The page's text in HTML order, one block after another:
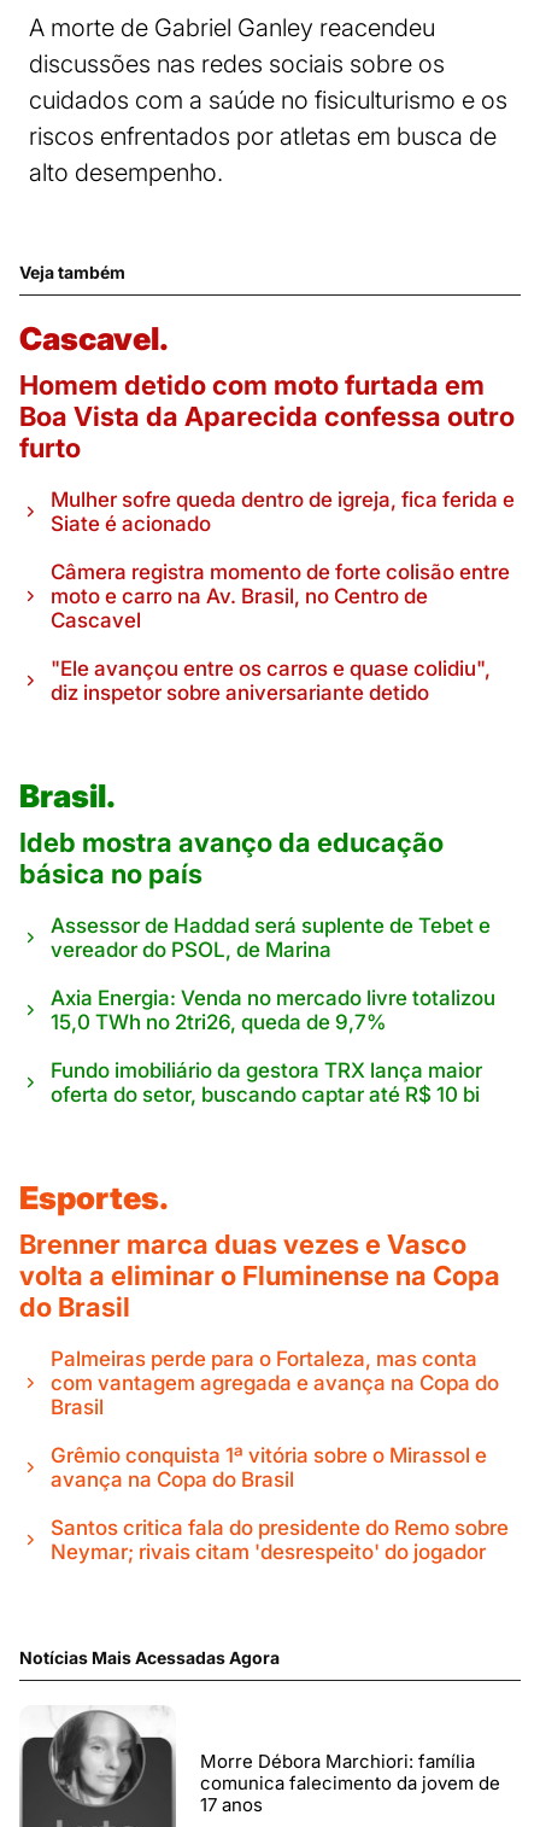
A morte de Gabriel Ganley reacendeu
discussões nas redes sociais sobre os
cuidados com a saúde no fisiculturismo e os
riscos enfrentados por atletas em busca de
alto desempenho.
Veja também
Cascavel.
Homem detido com moto furtada em
Boa Vista da Aparecida confessa outro
furto
Mulher sofre queda dentro de igreja, fica ferida e
Siate é acionado
Câmera registra momento de forte colisão entre
moto e carro na Av. Brasil, no Centro de
Cascavel
"Ele avançou entre os carros e quase colidiu",
diz inspetor sobre aniversariante detido
Brasil.
Ideb mostra avanço da educação
básica no país
Assessor de Haddad será suplente de Tebet e
vereador do PSOL, de Marina
Axia Energia: Venda no mercado livre totalizou
15,0 TWh no 2tri26, queda de 9,7%
Fundo imobiliário da gestora TRX lança maior
oferta do setor, buscando captar até R$ 10 bi
Esportes.
Brenner marca duas vezes e Vasco
volta a eliminar o Fluminense na Copa
do Brasil
Palmeiras perde para o Fortaleza, mas conta
com vantagem agregada e avança na Copa do
Brasil
Grêmio conquista 1ª vitória sobre o Mirassol e
avança na Copa do Brasil
Santos critica fala do presidente do Remo sobre
Neymar; rivais citam 'desrespeito' do jogador
Notícias Mais Acessadas Agora
Morre Débora Marchiori: família
comunica falecimento da jovem de
17 anos